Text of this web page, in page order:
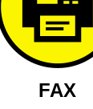
FAX